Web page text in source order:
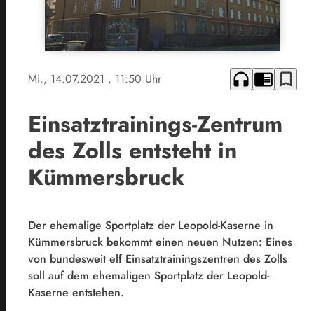
Mi., 14.07.2021 , 11:50 Uhr headphones chrome_reader_mode bookmark_border
Einsatztrainings-Zentrum
des Zolls entsteht in
Kümmersbruck
Der ehemalige Sportplatz der Leopold-Kaserne in
Kümmersbruck bekommt einen neuen Nutzen: Eines
von bundesweit elf Einsatztrainingszentren des Zolls
soll auf dem ehemaligen Sportplatz der Leopold-
Kaserne entstehen.